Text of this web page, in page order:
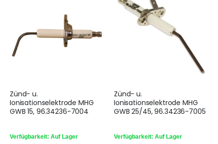
Zünd- u.
Ionisationselektrode MHG
GWB 15, 96.34236-7004
Verfügbarkeit: Auf Lager
Zünd- u.
Ionisationselektrode MHG
GWB 25/45, 96.34236-7005
Verfügbarkeit: Auf Lager